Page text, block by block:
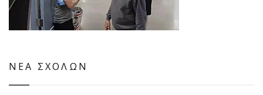
ΝΕΑ ΣΧΟΛΩΝ